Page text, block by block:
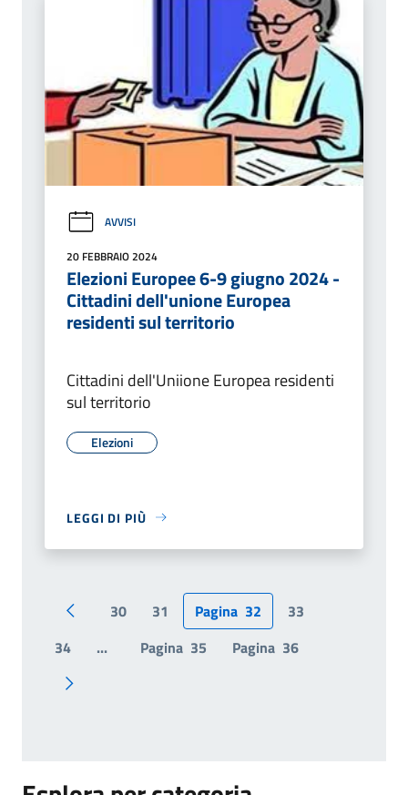
AVVISI
20 FEBBRAIO 2024
Elezioni Europee 6-9 giugno 2024 -
Cittadini dell'unione Europea
residenti sul territorio
Cittadini dell'Uniione Europea residenti
sul territorio
Elezioni
LEGGI DI PIÙ
Pagina precedente
30 31 Pagina 32
33
34
... Pagina 35 Pagina 36
Pagina successiva